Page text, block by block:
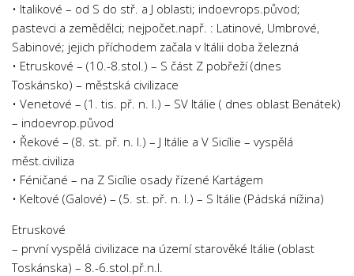
Společenské vědy
Technika
Účetnictví
Zdravotnictví
Zeměpis
Novinky
• Italikové – od S do stř. a J oblasti; indoevrops.původ;
pastevci a zemědělci; nejpočet.např. : Latinové, Umbrové,
Sabinové; jejich příchodem začala v Itálii doba železná
• Etruskové – (10.-8.stol.) – S část Z pobřeží (dnes
Toskánsko) – městská civilizace
• Venetové – (1. tis. př. n. l.) – SV Itálie ( dnes oblast Benátek)
– indoevrop.původ
• Řekové – (8. st. př. n. l.) – J Itálie a V Sicílie – vyspělá
měst.civiliza
• Féničané – na Z Sicílie osady řízené Kartágem
• Keltové (Galové) – (5. st. př. n. l.) – S Itálie (Pádská nížina)
Etruskové
– první vyspělá civilizace na území starověké Itálie (oblast
Toskánska) – 8.-6.stol.př.n.l.